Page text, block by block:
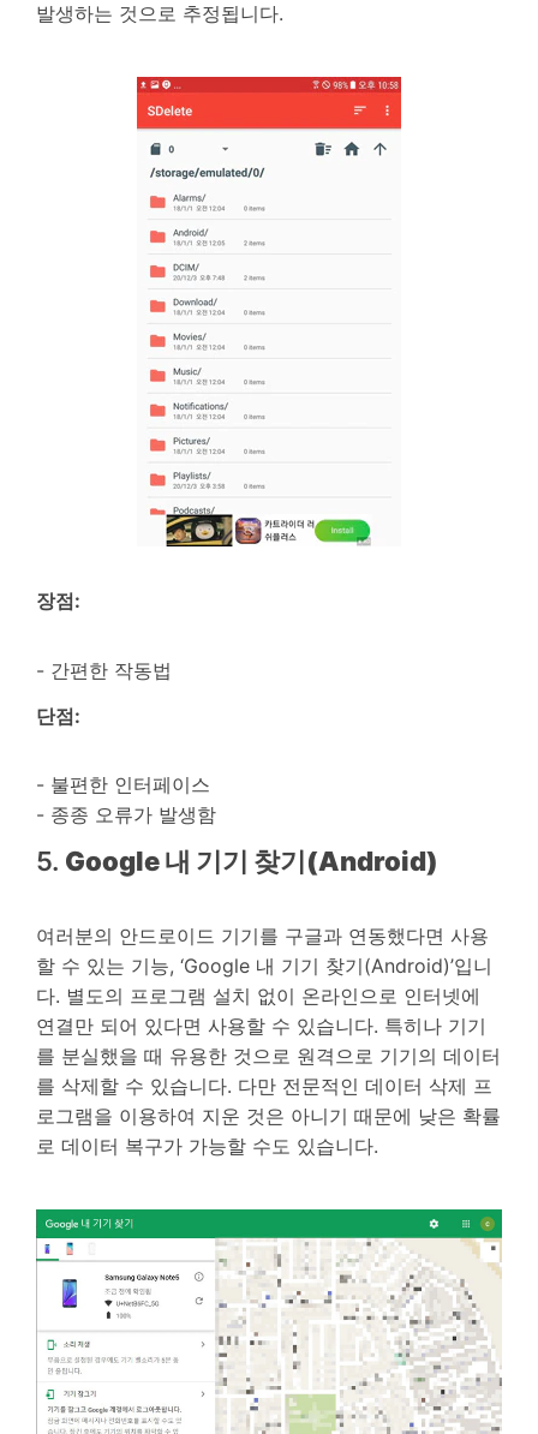
발생하는 것으로 추정됩니다.
장점:
- 간편한 작동법
단점:
- 불편한 인터페이스
- 종종 오류가 발생함
5. Google 내 기기 찾기(Android)
여러분의 안드로이드 기기를 구글과 연동했다면 사용
할 수 있는 기능, ‘Google 내 기기 찾기(Android)’입니
다. 별도의 프로그램 설치 없이 온라인으로 인터넷에
연결만 되어 있다면 사용할 수 있습니다. 특히나 기기
를 분실했을 때 유용한 것으로 원격으로 기기의 데이터
를 삭제할 수 있습니다. 다만 전문적인 데이터 삭제 프
로그램을 이용하여 지운 것은 아니기 때문에 낮은 확률
로 데이터 복구가 가능할 수도 있습니다.